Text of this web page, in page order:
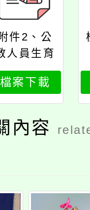
件2、公
人員生育
助常見問
答集
檔案下載
內容